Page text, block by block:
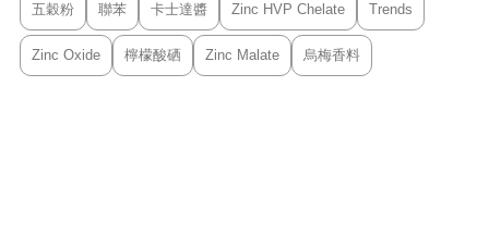
五穀粉 聯苯 卡士達醬 Zinc HVP Chelate Trends
Zinc Oxide 檸檬酸硒 Zinc Malate 烏梅香料